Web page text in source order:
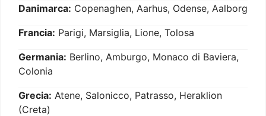
Danimarca: Copenaghen, Aarhus, Odense, Aalborg
Francia: Parigi, Marsiglia, Lione, Tolosa
Germania: Berlino, Amburgo, Monaco di Baviera,
Colonia
Grecia: Atene, Salonicco, Patrasso, Heraklion
(Creta)